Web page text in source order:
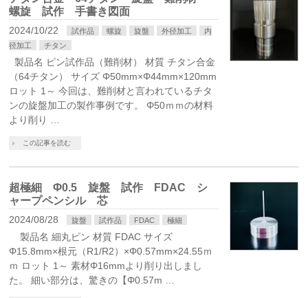
螺旋 試作 手書き図面
2024/10/22 試作品 螺旋 旋盤 外径加工
内
径加工
チタン
製品名 ピン試作品（難削材） 材質 チタン合金
（64チタン） サイズ Φ50mm×Φ44mm×120mm
ロット 1～ 今回は、難削材と言われているチタ
ンの旋盤加工の製作事例です。 Φ50ｍｍの材料
より削り …
この記事を読む
超極細 Φ0.5 旋盤 試作 FDAC シ
ャープペンシル 芯
2024/08/28 旋盤 試作品 FDAC 極細
製品名 細丸ピン 材質 FDAC サイズ
Φ15.8mm×根元（R1/R2）×Φ0.57mm×24.55ｍ
ｍ ロット 1～ 素材Φ16mmより削り出しまし
た。 細い部分は、驚きの【Φ0.57m …